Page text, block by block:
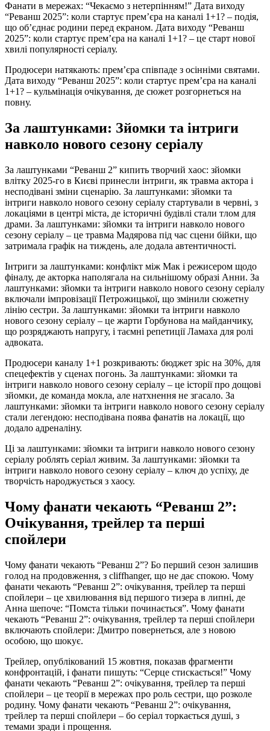
Фанати в мережах: “Чекаємо з нетерпінням!” Дата виходу
“Реванш 2025”: коли стартує прем’єра на каналі 1+1? – подія,
що об’єднає родини перед екраном. Дата виходу “Реванш
2025”: коли стартує прем’єра на каналі 1+1? – це старт нової
хвилі популярності серіалу.
Продюсери натякають: прем’єра співпаде з осінніми святами.
Дата виходу “Реванш 2025”: коли стартує прем’єра на каналі
1+1? – кульмінація очікування, де сюжет розгорнеться на
повну.
За лаштунками: Зйомки та інтриги
навколо нового сезону серіалу
За лаштунками “Реванш 2” кипить творчий хаос: зйомки
влітку 2025-го в Києві принесли інтриги, як травма актора і
несподівані зміни сценарію. За лаштунками: зйомки та
інтриги навколо нового сезону серіалу стартували в червні, з
локаціями в центрі міста, де історичні будівлі стали тлом для
драми. За лаштунками: зйомки та інтриги навколо нового
сезону серіалу – це травма Мадярова під час сцени бійки, що
затримала графік на тиждень, але додала автентичності.
Інтриги за лаштунками: конфлікт між Мак і режисером щодо
фіналу, де акторка наполягала на сильнішому образі Анни. За
лаштунками: зйомки та інтриги навколо нового сезону серіалу
включали імпровізації Петрожицької, що змінили сюжетну
лінію сестри. За лаштунками: зйомки та інтриги навколо
нового сезону серіалу – це жарти Горбунова на майданчику,
що розряджають напругу, і таємні репетиції Ламаха для ролі
адвоката.
Продюсери каналу 1+1 розкривають: бюджет зріс на 30%, для
спецефектів у сценах погонь. За лаштунками: зйомки та
інтриги навколо нового сезону серіалу – це історії про дощові
зйомки, де команда мокла, але натхнення не згасало. За
лаштунками: зйомки та інтриги навколо нового сезону серіалу
стали легендою: несподівана поява фанатів на локації, що
додало адреналіну.
Ці за лаштунками: зйомки та інтриги навколо нового сезону
серіалу роблять серіал живим. За лаштунками: зйомки та
інтриги навколо нового сезону серіалу – ключ до успіху, де
творчість народжується з хаосу.
Чому фанати чекають “Реванш 2”:
Очікування, трейлер та перші
спойлери
Чому фанати чекають “Реванш 2”? Бо перший сезон залишив
голод на продовження, з cliffhanger, що не дає спокою. Чому
фанати чекають “Реванш 2”: очікування, трейлер та перші
спойлери – це хвилювання від першого тизера в липні, де
Анна шепоче: “Помста тільки починається”. Чому фанати
чекають “Реванш 2”: очікування, трейлер та перші спойлери
включають спойлери: Дмитро повернеться, але з новою
особою, що шокує.
Трейлер, опублікований 15 жовтня, показав фрагменти
конфронтацій, і фанати пишуть: “Серце стискається!” Чому
фанати чекають “Реванш 2”: очікування, трейлер та перші
спойлери – це теорії в мережах про роль сестри, що розколе
родину. Чому фанати чекають “Реванш 2”: очікування,
трейлер та перші спойлери – бо серіал торкається душі, з
темами зради і прощення.